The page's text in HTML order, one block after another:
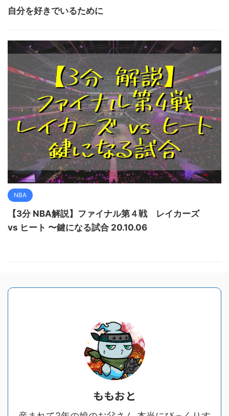
自分を好きでいるために
NBA
【3分 NBA解説】ファイナル第４戦 レイカーズ
vs ヒート 〜鍵になる試合 20.10.06
ももおと